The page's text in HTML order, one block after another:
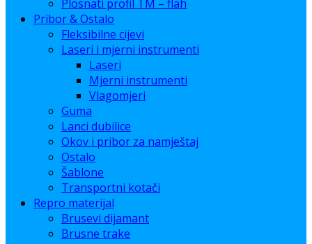
Plosnati profil TM – flah
Pribor & Ostalo
Fleksibilne cijevi
Laseri i mjerni instrumenti
Laseri
Mjerni instrumenti
Vlagomjeri
Guma
Lanci dubilice
Okov i pribor za namještaj
Ostalo
Šablone
Transportni kotači
Repro materijal
Brusevi dijamant
Brusne trake